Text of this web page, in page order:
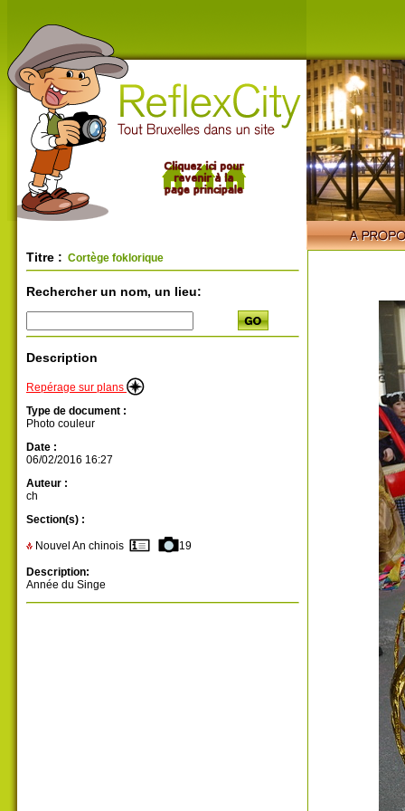
Titre : Cortège foklorique
Rechercher un nom, un lieu:
Description
Repérage sur plans
Type de document :
Photo couleur
Date :
06/02/2016 16:27
Auteur :
ch
Section(s) :
Nouvel An chinois 19
Description:
Année du Singe